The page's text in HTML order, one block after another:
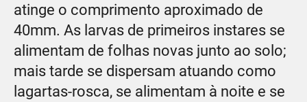
atinge o comprimento aproximado de
40mm. As larvas de primeiros instares se
alimentam de folhas novas junto ao solo;
mais tarde se dispersam atuando como
lagartas-rosca, se alimentam à noite e se